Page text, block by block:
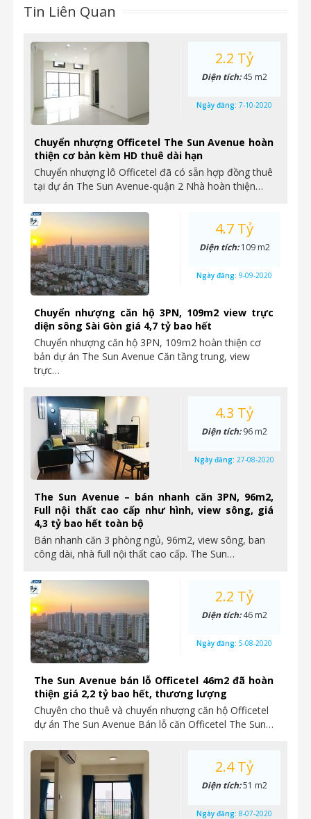
Tin Liên Quan
Chuyển nhượng Officetel The Sun Avenue hoàn
thiện cơ bản kèm HD thuê dài hạn
Chuyển nhượng lô Officetel đã có sẵn hợp đồng thuê
tại dự án The Sun Avenue-quận 2 Nhà hoàn thiện…
2.2 Tỷ
Diện tích:45 m2
Ngày đăng: 7-10-2020
Chuyển nhượng căn hộ 3PN, 109m2 view trực
diện sông Sài Gòn giá 4,7 tỷ bao hết
Chuyển nhượng căn hộ 3PN, 109m2 hoàn thiện cơ
bản dự án The Sun Avenue Căn tầng trung, view
trực…
4.7 Tỷ
Diện tích:109 m2
Ngày đăng: 9-09-2020
The Sun Avenue – bán nhanh căn 3PN, 96m2,
Full nội thất cao cấp như hình, view sông, giá
4,3 tỷ bao hết toàn bộ
Bán nhanh căn 3 phòng ngủ, 96m2, view sông, ban
công dài, nhà full nội thất cao cấp. The Sun…
4.3 Tỷ
Diện tích:96 m2
Ngày đăng: 27-08-2020
The Sun Avenue bán lỗ Officetel 46m2 đã hoàn
thiện giá 2,2 tỷ bao hết, thương lượng
Chuyên cho thuê và chuyển nhượng căn hộ Officetel
dự án The Sun Avenue Bán lỗ căn Officetel The Sun…
2.2 Tỷ
Diện tích:46 m2
Ngày đăng: 5-08-2020
2.4 Tỷ
Diện tích:51 m2
Ngày đăng: 8-07-2020